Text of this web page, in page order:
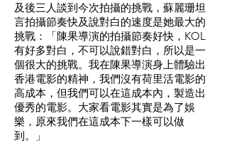
及後三人談到今次拍攝的挑戰，蘇麗珊坦
言拍攝節奏快及說對白的速度是她最大的
挑戰：「陳果導演的拍攝節奏好快，KOL
有好多對白，不可以說錯對白，所以是一
個很大的挑戰。我在陳果導演身上體驗出
香港電影的精神，我們沒有荷里活電影的
高成本，但我們可以在這成本內，製造出
優秀的電影。大家看電影其實是為了娛
樂，原來我們在這成本下一樣可以做
到。」